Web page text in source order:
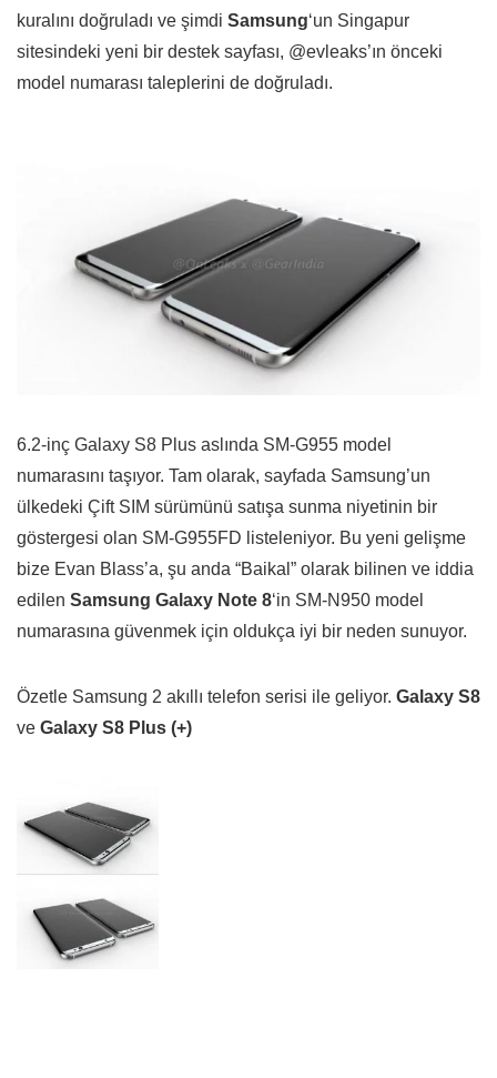
kuralını doğruladı ve şimdi Samsung‘un Singapur
sitesindeki yeni bir destek sayfası, @evleaks’ın önceki
model numarası taleplerini de doğruladı.
6.2-inç Galaxy S8 Plus aslında SM-G955 model
numarasını taşıyor. Tam olarak, sayfada Samsung’un
ülkedeki Çift SIM sürümünü satışa sunma niyetinin bir
göstergesi olan SM-G955FD listeleniyor. Bu yeni gelişme
bize Evan Blass’a, şu anda “Baikal” olarak bilinen ve iddia
edilen Samsung Galaxy Note 8‘in SM-N950 model
numarasına güvenmek için oldukça iyi bir neden sunuyor.
Özetle Samsung 2 akıllı telefon serisi ile geliyor. Galaxy S8
ve Galaxy S8 Plus (+)